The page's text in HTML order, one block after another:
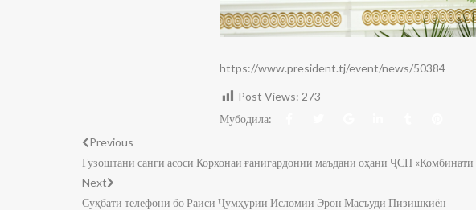
https://www.president.tj/event/news/50384
Post Views: 273
Мубодила:
Previous
Гузоштани санги асоси Корхонаи ғанигардонии маъдани оҳани ҶСП
Next
Суҳбати телефонӣ бо Раиси Ҷумҳурии Исломии Эрон Масъуди Пизишкиён